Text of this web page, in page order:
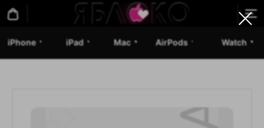
iPhone iPad Mac AirPods Watch